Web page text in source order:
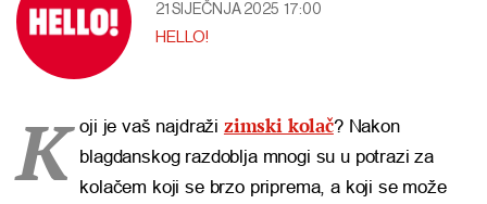
21 SIJEČNJA 2025 17:00
HELLO!
K oji je vaš najdraži zimski kolač? Nakon
blagdanskog razdoblja mnogi su u potrazi za
kolačem koji se brzo priprema, a koji se može